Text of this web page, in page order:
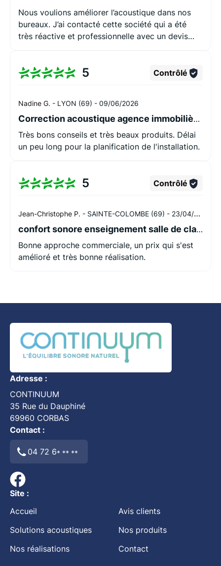
Nous voulions améliorer l’acoustique dans nos
bureaux. J’ai contacté cette société qui a été
très réactive et professionnelle avec un devis
commercial et l’installateur étaient très à
5 Contrôlé
Nadine G. - LYON (69) - 09/06/2026
Correction acoustique agence immobilière Lyon
Très bons conseils et très beaux produits. Délai
un peu long pour la planification de l'installation.
5 Contrôlé
Jean-Christophe P. - SAINTE-COLOMBE (69) - 23/04/2026
confort sonore enseignement salle de classe
Bonne approche commerciale, un prix qui s'est
amélioré et très bonne réalisation.
Adresse :
CONTINUUM
35 Rue du Dauphiné
69960 CORBAS
Contact :
04 72 6* ** **
Site :
Accueil
Solutions acoustiques
Nos réalisations
Avis clients
Nos produits
Contact